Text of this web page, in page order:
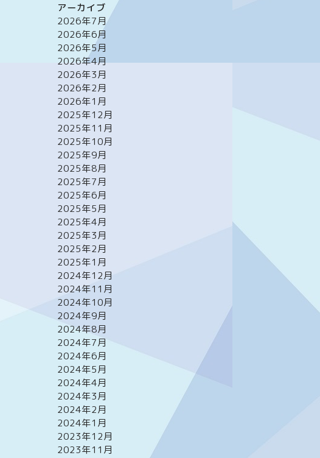
アーカイブ
2026年7月
2026年6月
2026年5月
2026年4月
2026年3月
2026年2月
2026年1月
2025年12月
2025年11月
2025年10月
2025年9月
2025年8月
2025年7月
2025年6月
2025年5月
2025年4月
2025年3月
2025年2月
2025年1月
2024年12月
2024年11月
2024年10月
2024年9月
2024年8月
2024年7月
2024年6月
2024年5月
2024年4月
2024年3月
2024年2月
2024年1月
2023年12月
2023年11月